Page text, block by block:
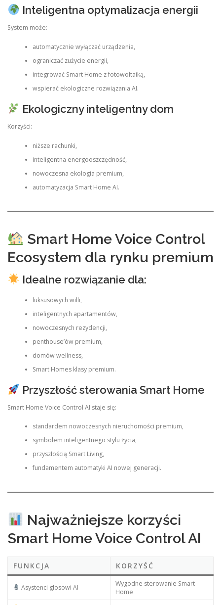
Inteligentna optymalizacja energii
System może:
automatycznie wyłączać urządzenia,
ograniczać zużycie energii,
integrować Smart Home z fotowoltaiką,
wspierać ekologiczne rozwiązania AI.
Ekologiczny inteligentny dom
Korzyści:
niższe rachunki,
inteligentna energooszczędność,
nowoczesna ekologia premium,
automatyzacja Smart Home AI.
Smart Home Voice Control
Ecosystem dla rynku premium
Idealne rozwiązanie dla:
luksusowych willi,
inteligentnych apartamentów,
nowoczesnych rezydencji,
penthouse’ów premium,
domów wellness,
Smart Homes klasy premium.
Przyszłość sterowania Smart Home
Smart Home Voice Control AI staje się:
standardem nowoczesnych nieruchomości premium,
symbolem inteligentnego stylu życia,
przyszłością Smart Living,
fundamentem automatyki AI nowej generacji.
Najważniejsze korzyści
Smart Home Voice Control AI
FUNKCJA KORZYŚĆ
Asystenci głosowi AI
Wygodne sterowanie Smart
Home